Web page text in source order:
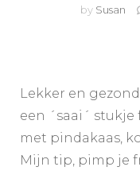
by Susan
Lekker en
een ´saai´
met pindakaas,
Mijn tip, pimp je